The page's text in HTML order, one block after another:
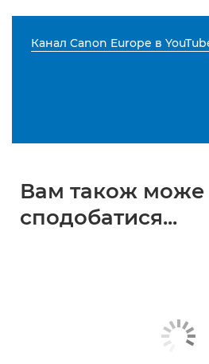
Канал Canon Europe в
Вам також може
сподобатися...